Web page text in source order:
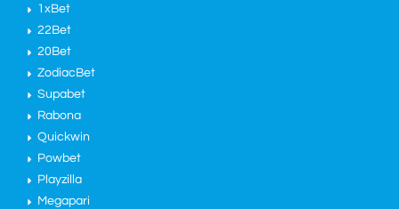
1xBet
22Bet
20Bet
ZodiacBet
Supabet
Rabona
Quickwin
Powbet
Playzilla
Megapari